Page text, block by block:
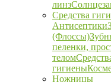
линз
Средства
Антисептики
(Флоссы)
пеленки,
телом
гигиены
Ножницы